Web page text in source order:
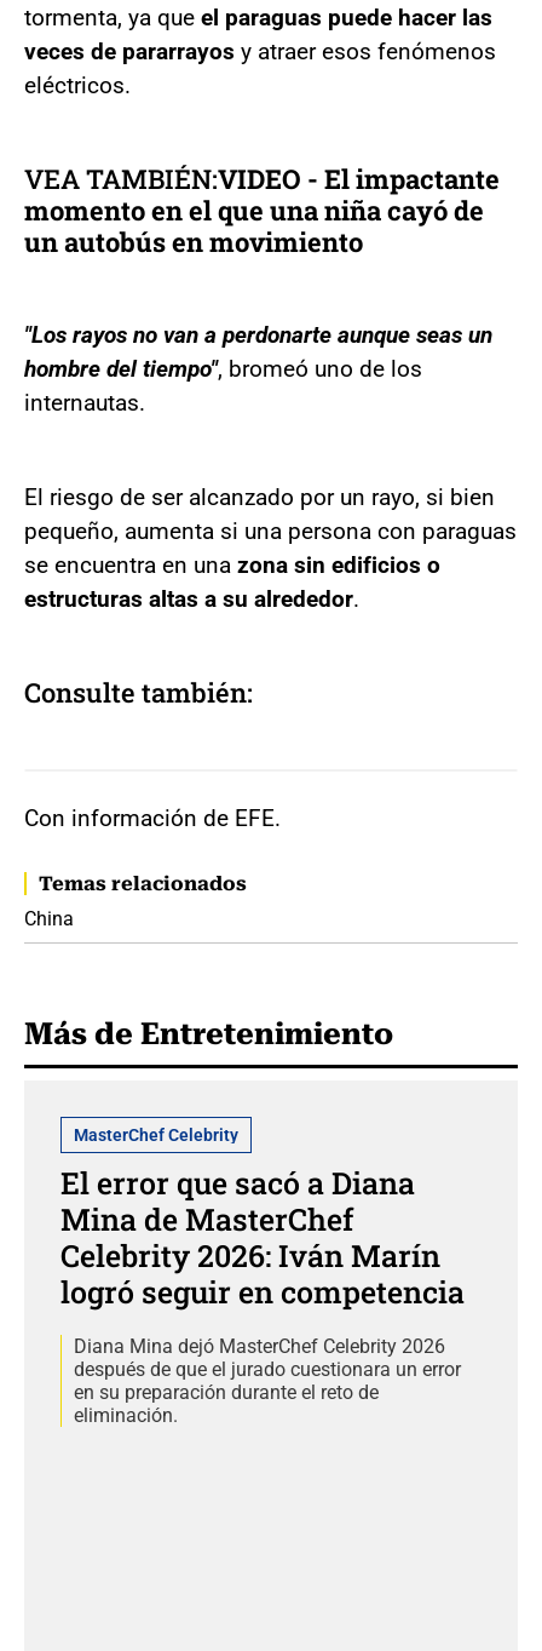
tormenta, ya que el paraguas puede hacer las
veces de pararrayos y atraer esos fenómenos
eléctricos.
VEA TAMBIÉN:VIDEO - El impactante
momento en el que una niña cayó de
un autobús en movimiento
"Los rayos no van a perdonarte aunque seas un
hombre del tiempo", bromeó uno de los
internautas.
El riesgo de ser alcanzado por un rayo, si bien
pequeño, aumenta si una persona con paraguas
se encuentra en una zona sin edificios o
estructuras altas a su alrededor.
Consulte también:
Con información de EFE.
Temas relacionados
China
Más de Entretenimiento
MasterChef Celebrity
El error que sacó a Diana
Mina de MasterChef
Celebrity 2026: Iván Marín
logró seguir en competencia
Diana Mina dejó MasterChef Celebrity 2026
después de que el jurado cuestionara un error
en su preparación durante el reto de
eliminación.